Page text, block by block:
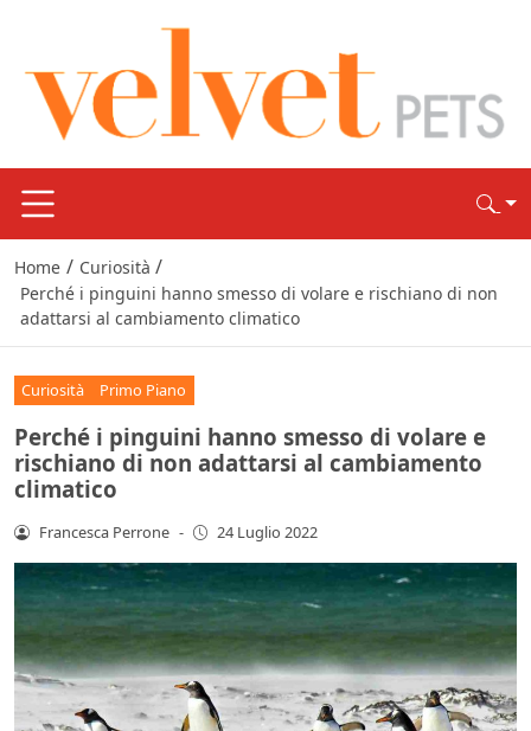
Home / Curiosità /
Perché i pinguini hanno smesso di volare e rischiano di non
adattarsi al cambiamento climatico
Curiosità Primo Piano
Perché i pinguini hanno smesso di volare e
rischiano di non adattarsi al cambiamento
climatico
Francesca Perrone - 24 Luglio 2022